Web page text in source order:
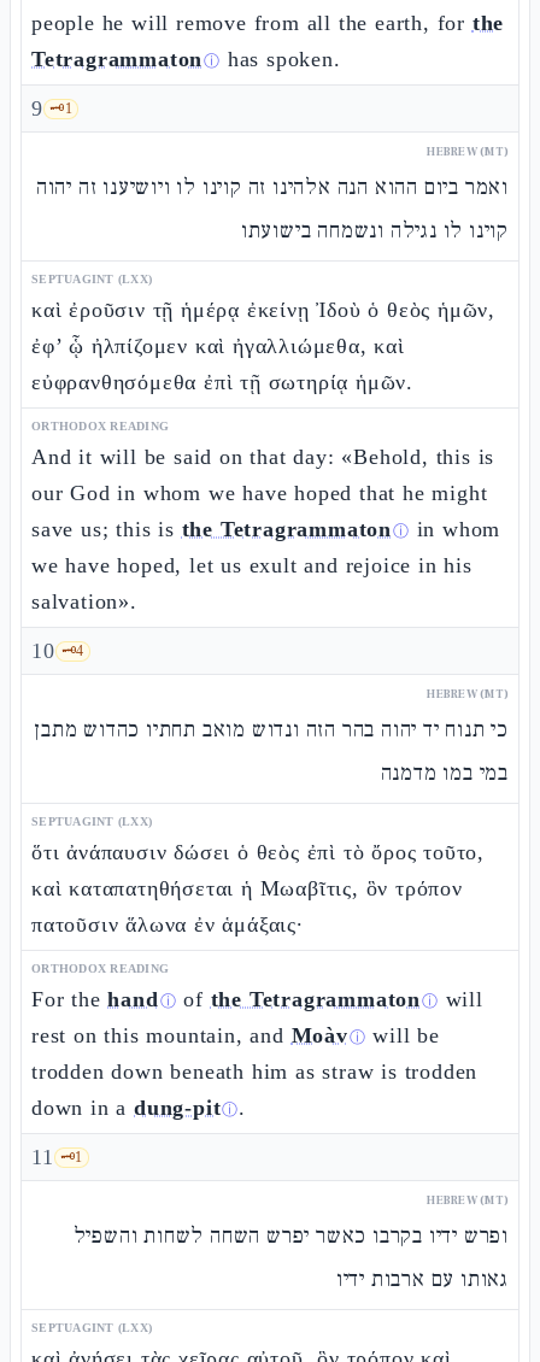
people he will remove from all the earth, for the
Tetragrammatonⓘ has spoken.
9 🗝️1
HEBREW (MT)
ואמר ביום ההוא הנה אלהינו זה קוינו לו ויושיענו זה יהוה
קוינו לו נגילה ונשמחה בישועתו
SEPTUAGINT (LXX)
καὶ ἐροῦσιν τῇ ἡμέρᾳ ἐκείνῃ Ἰδοὺ ὁ θεὸς ἡμῶν,
ἐφ’ ᾧ ἠλπίζομεν καὶ ἠγαλλιώμεθα, καὶ
εὐφρανθησόμεθα ἐπὶ τῇ σωτηρίᾳ ἡμῶν.
ORTHODOX READING
And it will be said on that day: «Behold, this is
our God in whom we have hoped that he might
save us; this is the Tetragrammatonⓘ in whom
we have hoped, let us exult and rejoice in his
salvation».
10 🗝️4
HEBREW (MT)
כי תנוח יד יהוה בהר הזה ונדוש מואב תחתיו כהדוש מתבן
במי במו מדמנה
SEPTUAGINT (LXX)
ὅτι ἀνάπαυσιν δώσει ὁ θεὸς ἐπὶ τὸ ὄρος τοῦτο,
καὶ καταπατηθήσεται ἡ Μωαβῖτις, ὃν τρόπον
πατοῦσιν ἅλωνα ἐν ἁμάξαις·
ORTHODOX READING
For thehandⓘ of the Tetragrammatonⓘ will
rest on this mountain, and Moàvⓘ will be
trodden down beneath him as straw is trodden
down in adung-pitⓘ.
11 🗝️1
HEBREW (MT)
ופרש ידיו בקרבו כאשר יפרש השחה לשחות והשפיל
גאותו עם ארבות ידיו
SEPTUAGINT (LXX)